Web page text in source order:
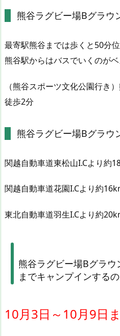
熊谷ラグビー場Bグラウ
最寄駅熊谷までは歩くと50分
熊谷駅からはバスでいくのがベ
（熊谷スポーツ文化公園行き
徒歩2分
熊谷ラグビー場Bグラウ
関越自動車道東松山I.Cより約
関越自動車道花園I.Cより約
東北自動車道羽生I.Cより約
熊谷ラグビー場Bグラ
までキャンプインするの
10月3日～10月9日